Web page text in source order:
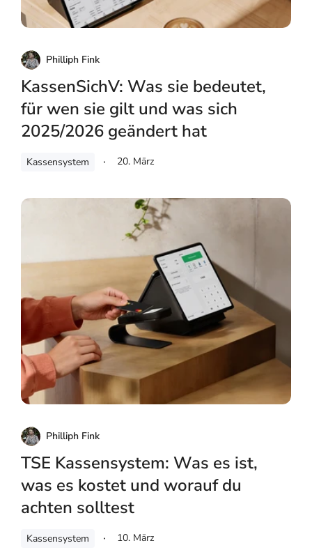
Philliph Fink
KassenSichV: Was sie bedeutet,
für wen sie gilt und was sich
2025/2026 geändert hat
Kassensystem 20. März
Philliph Fink
TSE Kassensystem: Was es ist,
was es kostet und worauf du
achten solltest
Kassensystem 10. März